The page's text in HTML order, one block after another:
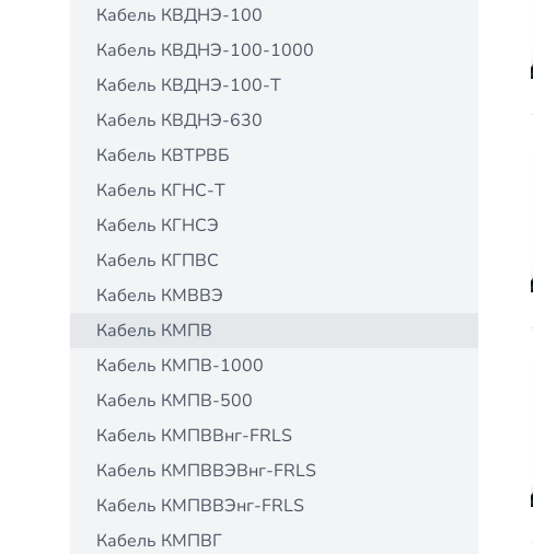
Кабель КВДНЭ-100
Кабель КВДНЭ-100-1000
Кабель КВДНЭ-100-Т
Кабель КВДНЭ-630
Кабель КВТРВБ
Кабель КГНС-Т
Кабель КГНСЭ
Кабель КГПВС
Кабель КМВВЭ
Кабель КМПВ
Кабель КМПВ-1000
Кабель КМПВ-500
Кабель КМПВВнг-FRLS
Кабель КМПВВЭВнг-FRLS
Кабель КМПВВЭнг-FRLS
Кабель КМПВГ